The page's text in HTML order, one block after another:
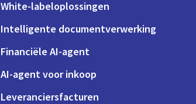
White-labeloplossingen
Intelligente documentverwerking
Financiële AI-agent
AI-agent voor inkoop
Leveranciersfacturen